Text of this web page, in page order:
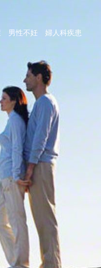
男性不妊 婦人科疾患